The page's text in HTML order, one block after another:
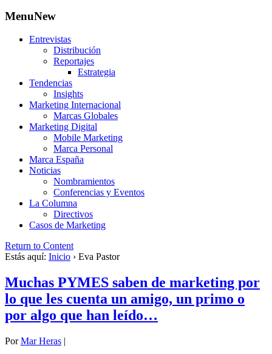
MenuNew
Entrevistas
Distribución
Reportajes
Estrategia
Tendencias
Insights
Marketing Internacional
Marcas Globales
Marketing Digital
Mobile Marketing
Marca Personal
Marca España
Noticias
Nombramientos
Conferencias y Eventos
La Columna
Directivos
Casos de Marketing
Return to Content
Estás aquí: Inicio › Eva Pastor
Muchas PYMES saben de marketing por
lo que les cuenta un amigo, un primo o
por algo que han leído…
PorMar Heras |